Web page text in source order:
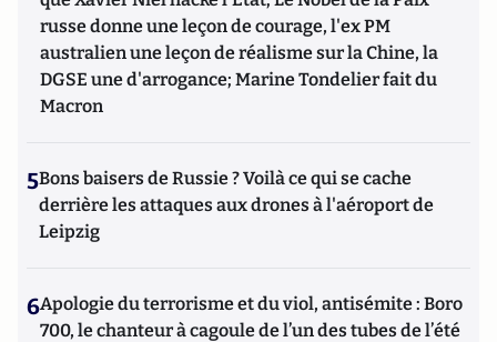
russe donne une leçon de courage, l'ex PM
australien une leçon de réalisme sur la Chine, la
DGSE une d'arrogance; Marine Tondelier fait du
Macron
5Bons baisers de Russie ? Voilà ce qui se cache
derrière les attaques aux drones à l'aéroport de
Leipzig
6Apologie du terrorisme et du viol, antisémite : Boro
700, le chanteur à cagoule de l’un des tubes de l’été